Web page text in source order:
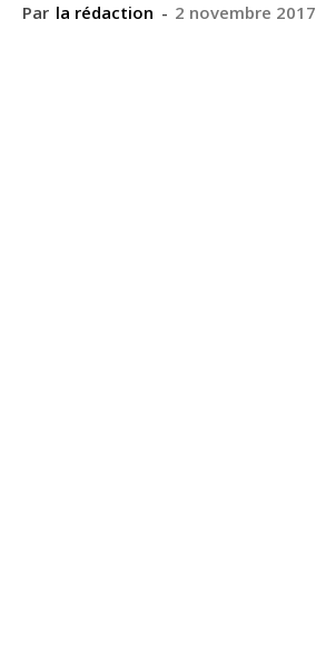
Par la rédaction - 2 novembre 2017